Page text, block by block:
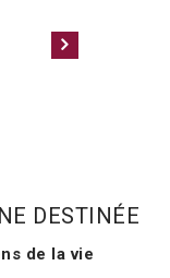
DESTINÉE
de la vie